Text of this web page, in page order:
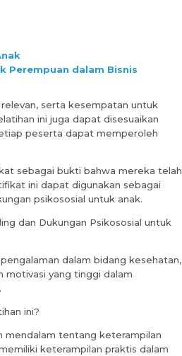
Perempuan dalam Bisnis
serta kesempatan untuk
ini juga dapat disesuaikan
peserta dapat memperoleh
sebagai bukti bahwa mereka telah
ini dapat digunakan sebagai
psikososial untuk anak.
dan Dukungan Psikososial untuk
dalam bidang kesehatan,
motivasi yang tinggi dalam
ini?
mendalam tentang keterampilan
keterampilan praktis dalam